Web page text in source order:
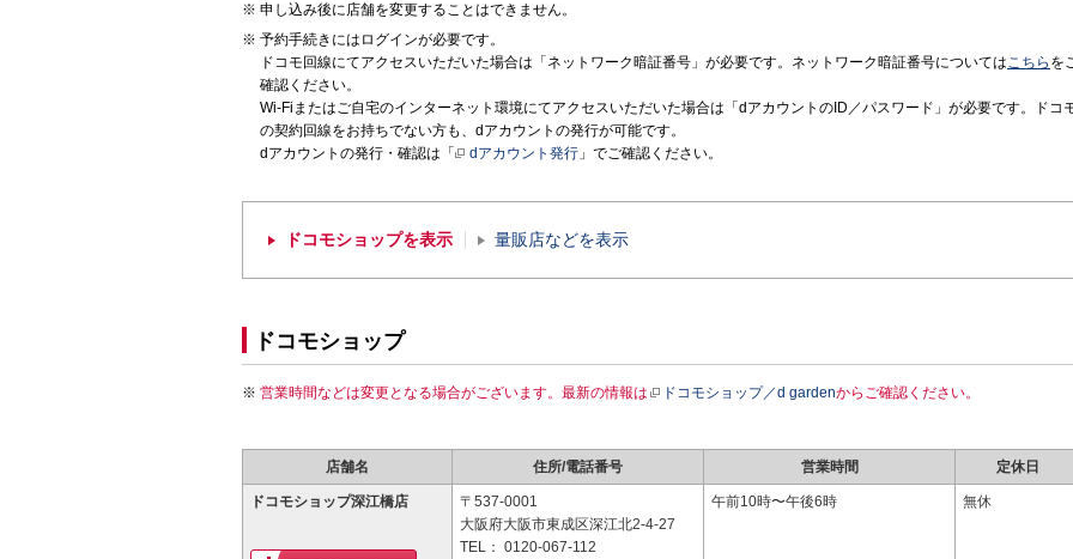
申し込み後に店舗を変更することはできません。
予約手続きにはログインが必要です。
ドコモ回線にてアクセスいただいた場合は「ネットワーク暗証番号」が必要です。ネットワーク暗証番号についてはこちら を
確認ください。
Wi-Fiまたはご自宅のインターネット環境にてアクセスいただいた場合は「dアカウントのID／パスワード」が必要です。ドコ
の契約回線をお持ちでない方も、dアカウントの発行が可能です。
dアカウントの発行・確認は「
dアカウント発行 」でご確認ください。
ドコモショップを表示 量販店などを表示
ドコモショップ
営業時間などは変更となる場合がございます。最新の情報は ドコモショップ／d gardenからご確認ください。
店舗名 住所/電話番号 営業時間 定休日
ドコモショップ深江橋店
〒537-0001
大阪府大阪市東成区深江北2-4-27
TEL： 0120-067-112
午前10時〜午後6時 無休